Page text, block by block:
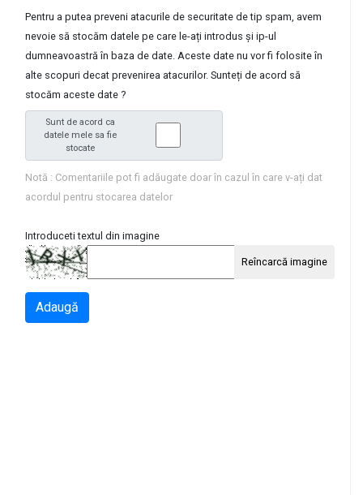
Pentru a putea preveni atacurile de securitate de tip spam, avem
nevoie să stocăm datele pe care le-ați introdus și ip-ul
dumneavoastră în baza de date. Aceste date nu vor fi folosite în
alte scopuri decat prevenirea atacurilor. Sunteți de acord să
stocăm aceste date ?
Sunt de acord ca
datele mele sa fie
stocate
Notă : Comentariile pot fi adăugate doar în cazul în care v-ați dat
acordul pentru stocarea datelor
Introduceti textul din imagine
Reîncarcă imagine
Adaugă